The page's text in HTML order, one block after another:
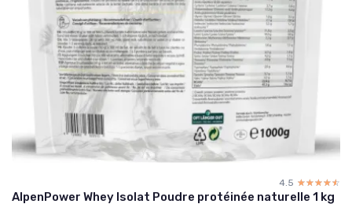
4.5 ☆☆☆☆☆
★★★★★
AlpenPower Whey Isolat Poudre protéinée naturelle 1 kg